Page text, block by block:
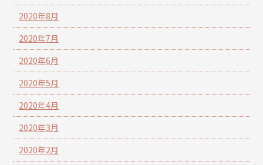
2020年8月
2020年7月
2020年6月
2020年5月
2020年4月
2020年3月
2020年2月